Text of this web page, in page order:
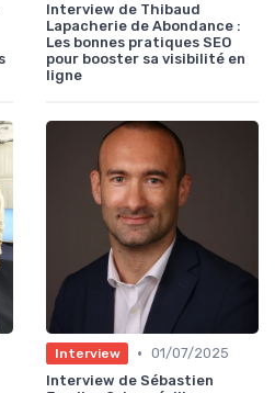
Interview de Thibaud
Lapacherie de Abondance :
Les bonnes pratiques SEO
pour booster sa visibilité en
ligne
Interview • 01/07/2025
Interview de Sébastien